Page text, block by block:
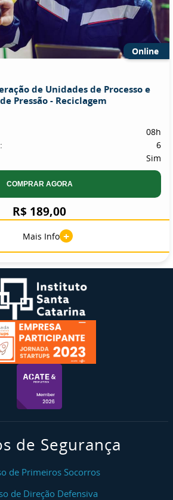
Online
de Unidades de Processo e
Pressão - Reciclagem
08h
6
Sim
COMPRAR AGORA
R$ 189,00
Mais Info +
de Segurança
de Primeiros Socorros
de Direção Defensiva